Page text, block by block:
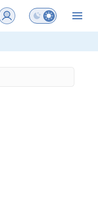
Preklopi barvni